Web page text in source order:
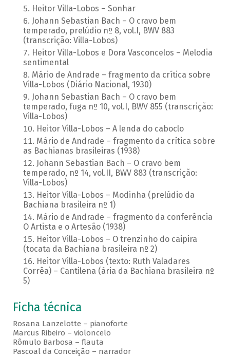
Heitor Villa-Lobos – Sonhar
Johann Sebastian Bach – O cravo bem
temperado, prelúdio nº 8, vol.I, BWV 883
(transcrição: Villa-Lobos)
Heitor Villa-Lobos e Dora Vasconcelos – Melodia
sentimental
Mário de Andrade – fragmento da crítica sobre
Villa-Lobos (Diário Nacional, 1930)
Johann Sebastian Bach – O cravo bem
temperado, fuga nº 10, vol.I, BWV 855 (transcrição:
Villa-Lobos)
Heitor Villa-Lobos – A lenda do caboclo
Mário de Andrade – fragmento da crítica sobre
as Bachianas brasileiras (1938)
Johann Sebastian Bach – O cravo bem
temperado, nº 14, vol.II, BWV 883 (transcrição:
Villa-Lobos)
Heitor Villa-Lobos – Modinha (prelúdio da
Bachiana brasileira nº 1)
Mário de Andrade – fragmento da conferência
O Artista e o Artesão (1938)
Heitor Villa-Lobos – O trenzinho do caipira
(tocata da Bachiana brasileira nº 2)
Heitor Villa-Lobos (texto: Ruth Valadares
Corrêa) – Cantilena (ária da Bachiana brasileira nº
5)
Ficha técnica
Rosana Lanzelotte – pianoforte
Marcus Ribeiro – violoncelo
Rômulo Barbosa – flauta
Pascoal da Conceição – narrador